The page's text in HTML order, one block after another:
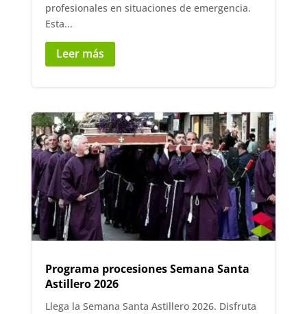
profesionales en situaciones de emergencia.
Esta...
Leer más
Programa procesiones Semana Santa
Astillero 2026
Llega la Semana Santa Astillero 2026. Disfruta